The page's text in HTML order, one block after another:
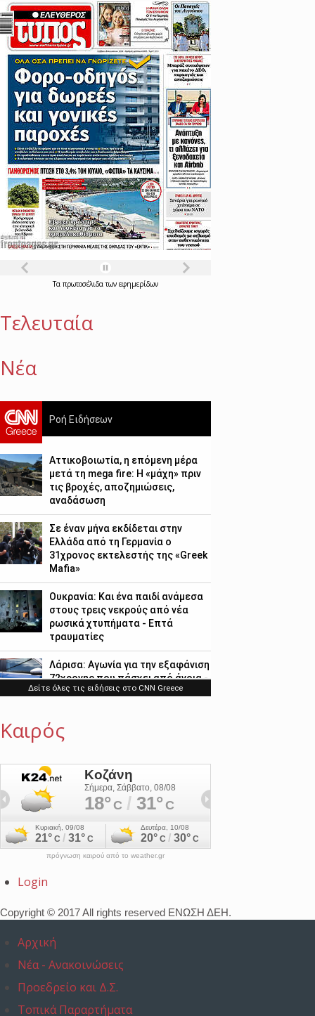
Τα πρωτοσέλιδατων εφημερίδων
Τελευταία
Νέα
Καιρός
πρόγνωση καιρού από το weather.gr
Login
Copyright © 2017 All rights reserved ΕΝΩΣΗ ΔΕΗ.
Αρχική
Νέα - Ανακοινώσεις
Προεδρείο και Δ.Σ.
Τοπικά Παραρτήματα